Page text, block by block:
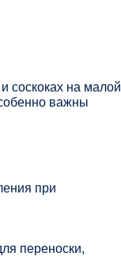
соскоках на малой
важны
при
переноски,